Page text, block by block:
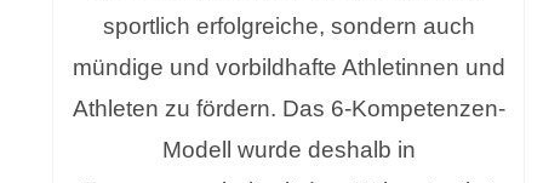
sportlich erfolgreiche, sondern auch
mündige und vorbildhafte Athletinnen und
Athleten zu fördern. Das 6-Kompetenzen-
Modell wurde deshalb in